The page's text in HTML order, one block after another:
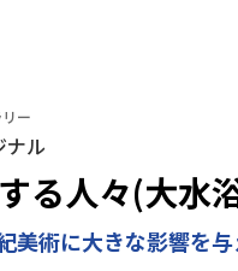
ー
ナル
る人々(大水
美術に大きな影響を与